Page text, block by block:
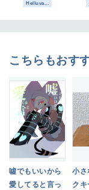
Helluva...
こちらもおす
噓でもいいから
愛してると言っ
小さ
クキ